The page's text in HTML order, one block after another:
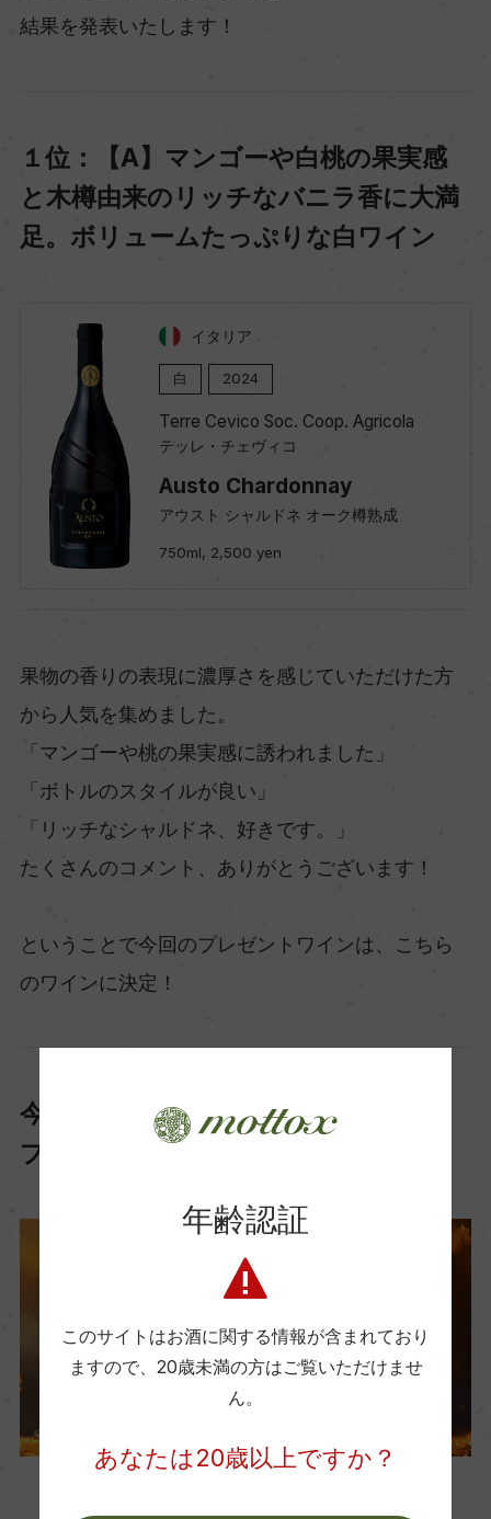
結果を発表いたします！
１位：【A】マンゴーや白桃の果実感
と木樽由来のリッチなバニラ香に大満
足。ボリュームたっぷりな白ワイン
イタリア
白 2024
Terre Cevico Soc. Coop. Agricola
テッレ・チェヴィコ
Austo Chardonnay
アウスト シャルドネ オーク樽熟成
750ml, 2,500 yen
果物の香りの表現に濃厚さを感じていただけた方
から人気を集めました。
「マンゴーや桃の果実感に誘われました」
「ボトルのスタイルが良い」
「リッチなシャルドネ、好きです。」
たくさんのコメント、ありがとうございます！
ということで今回のプレゼントワインは、こちら
のワインに決定！
今回はこちらのワインを「6名様」に
プレゼント！
年齢認証
このサイトはお酒に関する情報が含まれており
ますので、 20歳未満の方はご覧いただけませ
ん。
あなたは20歳以上ですか？